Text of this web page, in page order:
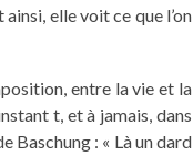
elle voit ce que l’on
entre la vie et la
t, et à jamais, dans
Baschung : « Là un dard